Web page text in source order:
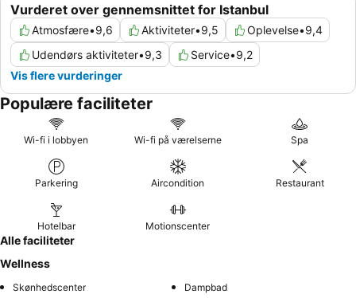
Vurderet over gennemsnittet for Istanbul
Atmosfære•9,6 Aktiviteter•9,5 Oplevelse•9,4
Udendørs aktiviteter•9,3 Service•9,2
Vis flere vurderinger
Populære faciliteter
Wi-fi i lobbyen Wi-fi på værelserne Spa
Parkering Aircondition Restaurant
Hotelbar Motionscenter
Alle faciliteter
Wellness
Skønhedscenter Dampbad